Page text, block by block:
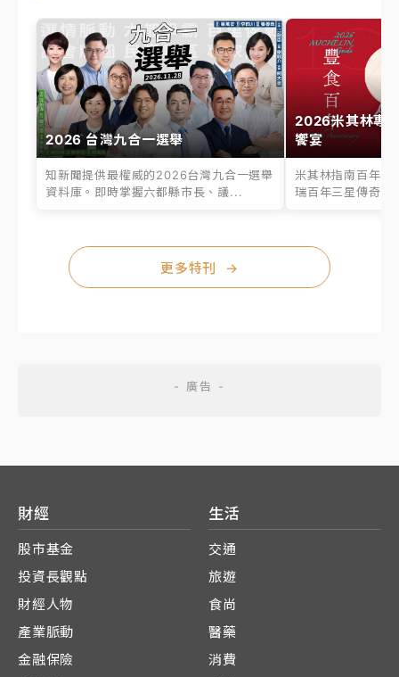
2026 台灣九合一選舉
知新聞提供最權威的2026台灣九合一選舉
資料庫。即時掌握六都縣市長、議...
2026米其林專
饗宴
米其林指南百年之
瑞百年三星傳奇、
更多特刊 →
財經
股市基金
投資長觀點
財經人物
產業脈動
金融保險
生活
交通
旅遊
食尚
醫藥
消費